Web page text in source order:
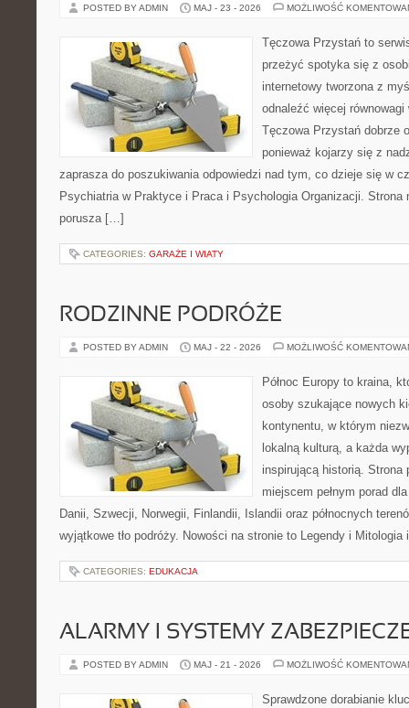
POSTED BY ADMIN MAJ - 23 - 2026 MOŻLIWOŚĆ
Tęczowa Przystań to
przeżyć spotyka się z
internetowy tworzona z
odnaleźć więcej
Tęczowa Przystań dobrze
ponieważ kojarzy się z
zaprasza do poszukiwania odpowiedzi nad tym, co dzieje się w
Psychiatria w Praktyce i Praca i Psychologia Organizacji. Strona
porusza […]
CATEGORIES: GARAŻE I WIATY
RODZINNE PODRÓŻE
POSTED BY ADMIN MAJ - 22 - 2026 MOŻLIWOŚĆ
Północ Europy to kraina,
osoby szukające nowych
kontynentu, w którym
lokalną kulturą, a każda
inspirującą historią.
miejscem pełnym porad
Danii, Szwecji, Norwegii, Finlandii, Islandii oraz północnych
wyjątkowe tło podróży. Nowości na stronie to Legendy i
CATEGORIES: EDUKACJA
ALARMY I SYSTEMY
POSTED BY ADMIN MAJ - 21 - 2026 MOŻLIWOŚĆ
Sprawdzone dorabianie